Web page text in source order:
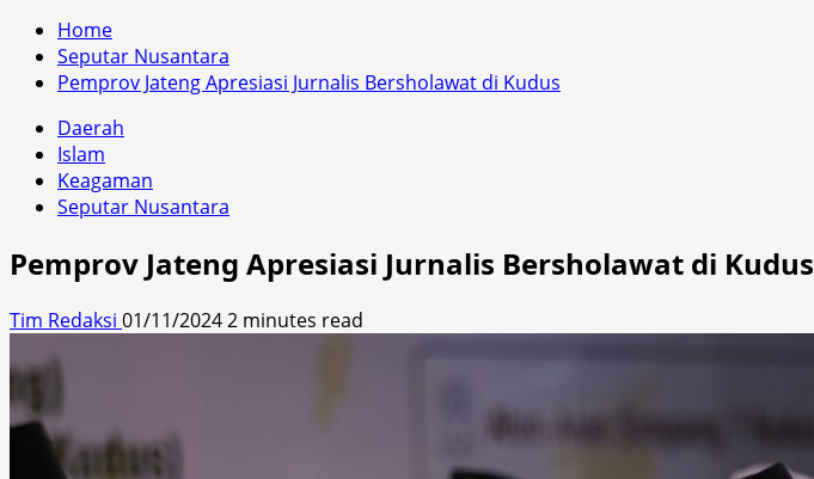
Home
Seputar Nusantara
Pemprov Jateng Apresiasi Jurnalis Bersholawat di Kudus
Daerah
Islam
Keagaman
Seputar Nusantara
Pemprov Jateng Apresiasi Jurnalis Bersholawat di Kudus
Tim Redaksi 01/11/20242 minutes read